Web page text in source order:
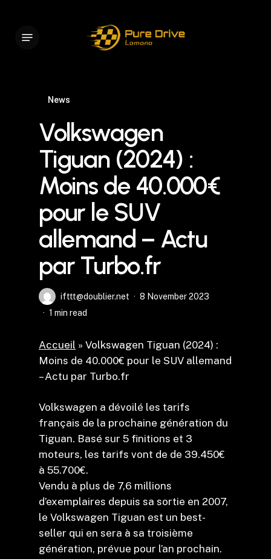
main
News
Volkswagen
Tiguan (2024) :
Moins de 40.000€
pour le SUV
allemand – Actu
par Turbo.fr
ifttt@doublier.net
8 November 2023
1 min read
Accueil » Volkswagen Tiguan (2024) :
Moins de 40.000€ pour le SUV allemand
– Actu par Turbo.fr
Volkswagen a dévoilé les tarifs
français de la prochaine génération du
Tiguan. Basé sur 5 finitions et 3
moteurs, les tarifs vont de de 39.450€
à 55.700€.
Vendu à plus de 7,6 millions
d’exemplaires depuis sa sortie en 2007,
le Volkswagen Tiguan est un best-
seller qui en sera à sa troisième
génération, prévue pour l’an prochain.